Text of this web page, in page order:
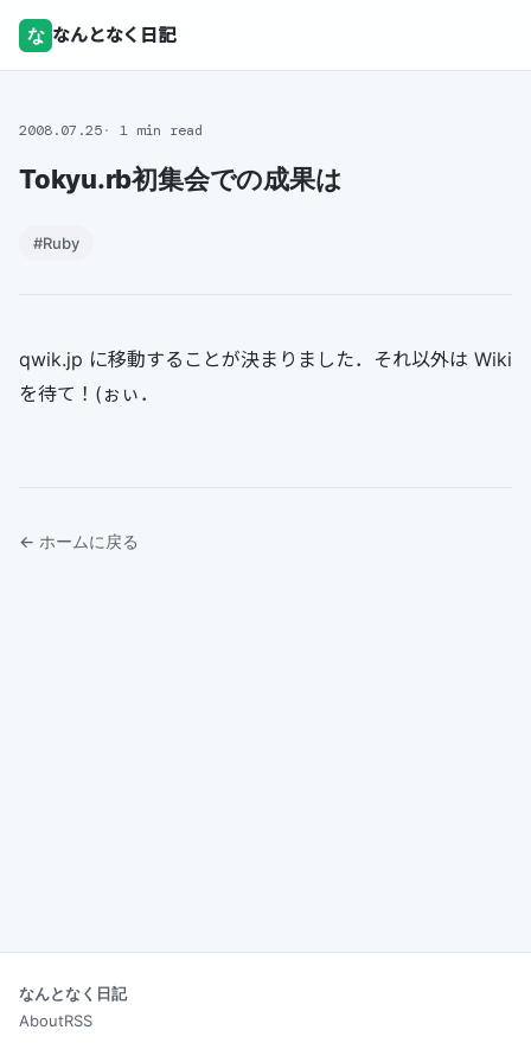
な なんとなく日記
2008.07.25 1 min read
Tokyu.rb初集会での成果は
#Ruby
qwik.jp に移動することが決まりました．それ以外は Wiki
を待て！(ぉぃ．
← ホームに戻る
なんとなく日記
AboutRSS